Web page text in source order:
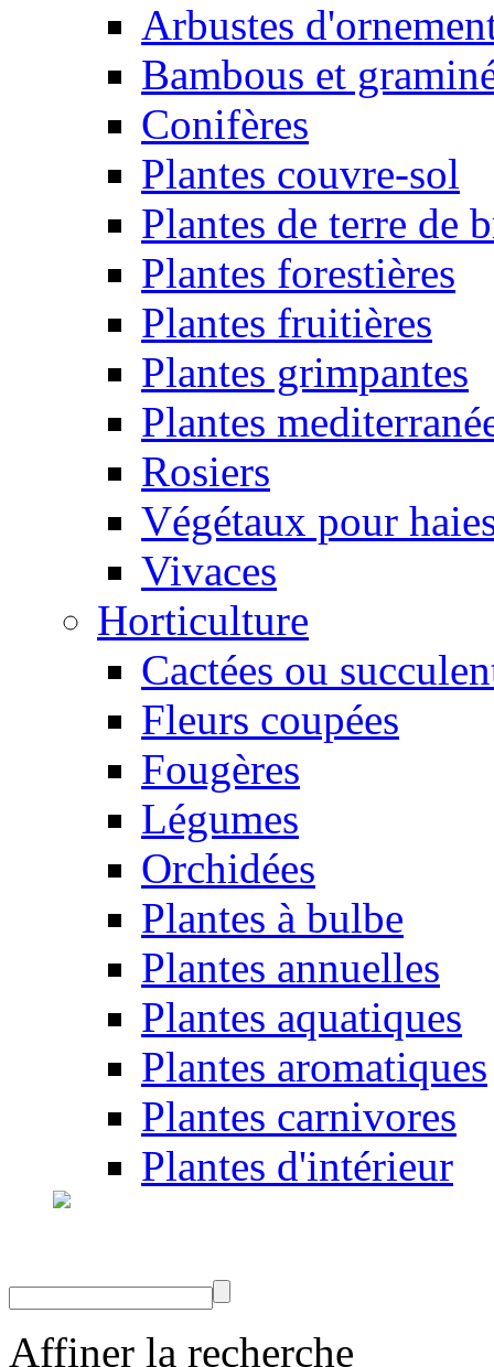
Arbustes
Bambous et
Conifères
Plantes couvre-sol
Plantes de terre de
Plantes forestières
Plantes fruitières
Plantes grimpantes
Plantes
Rosiers
Végétaux pour
Vivaces
Horticulture
Cactées ou
Fleurs coupées
Fougères
Légumes
Orchidées
Plantes à bulbe
Plantes annuelles
Plantes aquatiques
Plantes aromatiques
Plantes carnivores
Plantes d'intérieur
Affiner la recherche